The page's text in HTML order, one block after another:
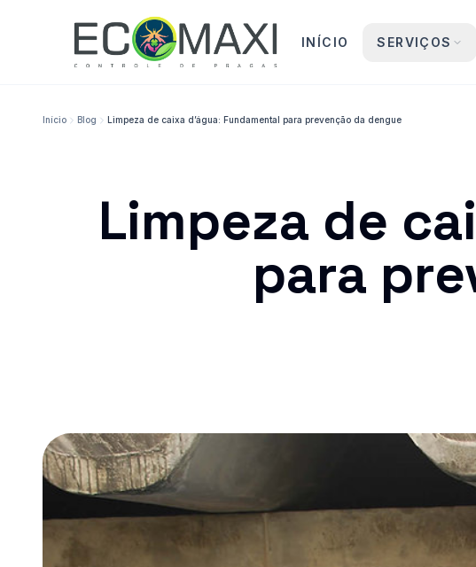
INÍCIO SERVIÇOS
Início Blog Limpeza de caixa d’água: Fundamental para prevenção da dengue
Limpeza de
para